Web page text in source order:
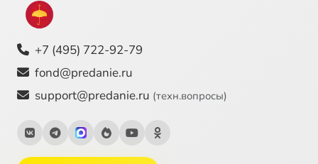
+7 (495) 722-92-79
fond@predanie.ru
support@predanie.ru (техн.вопросы)